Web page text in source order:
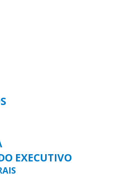
EXECUTIVO